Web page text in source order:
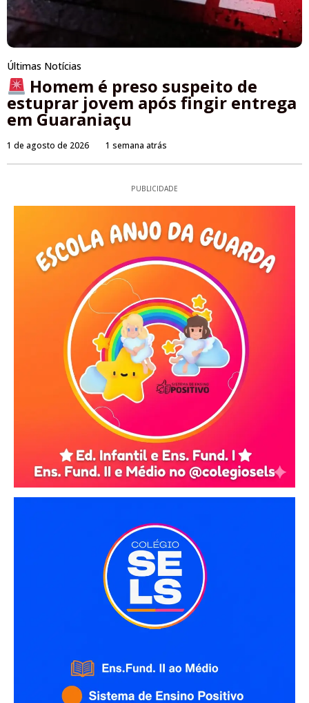
Últimas Notícias
Homem é preso suspeito de
estuprar jovem após fingir entrega
em Guaraniaçu
1 de agosto de 2026 1 semana atrás
PUBLICIDADE